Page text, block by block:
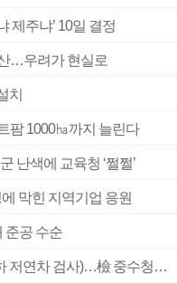
제주냐’ 10일 결정
…우려가 현실로
치
팜 1000㏊까지 늘린다
난색에 교육청 ‘쩔쩔’
막힌 지역기업 응원
준공 수순
■ 검사 신분 버리고 직급하향(10년 이하 저연차 검사)…檢 중수청행 기피